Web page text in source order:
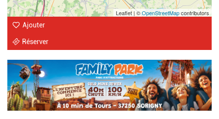
Leaflet | ©OpenStreetMapcontributors
Ajouter
Réserver